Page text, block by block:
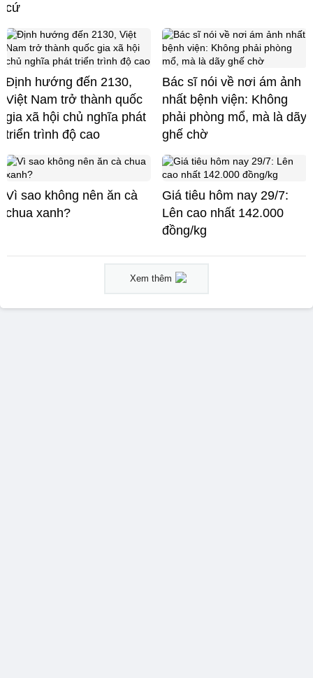
cứ
Định hướng đến 2130,
Việt Nam trở thành quốc
gia xã hội chủ nghĩa phát
triển trình độ cao
Bác sĩ nói về nơi ám ảnh
nhất bệnh viện: Không
phải phòng mổ, mà là dãy
ghế chờ
Vì sao không nên ăn cà
chua xanh?
Giá tiêu hôm nay 29/7:
Lên cao nhất 142.000
đồng/kg
Xem thêm